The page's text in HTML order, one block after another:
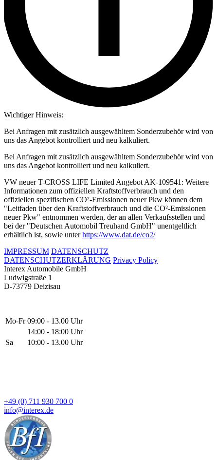
Wichtiger Hinweis:
Bei Anfragen mit zusätzlich ausgewähltem Sonderzubehör wird von
uns das Angebot kontrolliert und neu kalkuliert.
Bei Anfragen mit zusätzlich ausgewähltem Sonderzubehör wird von
uns das Angebot kontrolliert und neu kalkuliert.
VW neuer T-CROSS LIFE Limited Angebot AK-109541: Weitere
Informationen zum offiziellen Kraftstoffverbrauch und den
offiziellen spezifischen CO²-Emissionen neuer Pkw können dem
"Leitfaden über den Kraftstoffverbrauch und die CO²-Emissionen
neuer Pkw" entnommen werden, der an allen Verkaufsstellen und
bei der "Deutschen Automobil Treuhand GmbH" unentgeltlich
erhältlich ist, sowie unterhttps://www.dat.de/co2/
IMPRESSUM DATENSCHUTZ
DATENSCHUTZERKLÄRUNG Privacy Policy
Interex Automobile GmbH
Ludwigstraße 1
D-73779 Deizisau
Mo-Fr 09:00 - 13.00 Uhr
14:00 - 18:00 Uhr
Sa
10:00 - 13.00 Uhr
+49 (0) 711 930 700 0
info@interex.de